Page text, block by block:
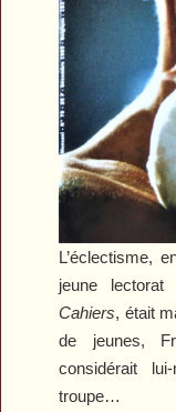
L’éclectisme,
jeune
Cahiers, était
de jeunes,
considérait
troupe…